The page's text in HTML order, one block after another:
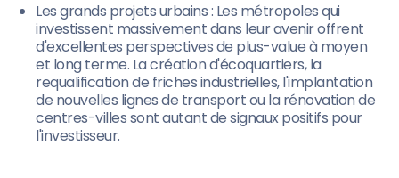
Les grands projets urbains : Les métropoles qui
investissent massivement dans leur avenir offrent
d'excellentes perspectives de plus-value à moyen
et long terme. La création d'écoquartiers, la
requalification de friches industrielles, l'implantation
de nouvelles lignes de transport ou la rénovation de
centres-villes sont autant de signaux positifs pour
l'investisseur.